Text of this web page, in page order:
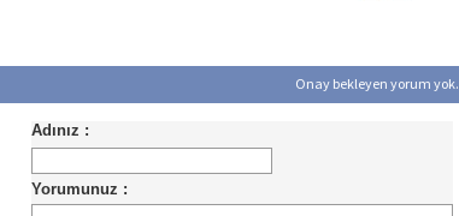
Onay bekleyen yorum yok.